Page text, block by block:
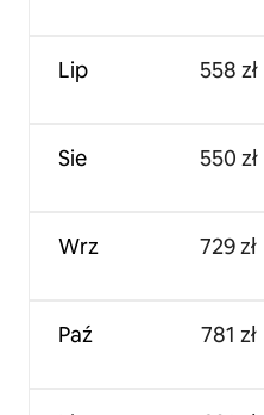
Lip
Sie
Wrz
Paź
558 zł
550 zł
729 zł
781 zł